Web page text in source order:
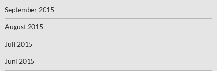
September 2015
August 2015
Juli 2015
Juni 2015